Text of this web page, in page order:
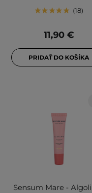
18
11,90 €
PRIDAŤ DO KOŠÍKA
Sensum Mare -